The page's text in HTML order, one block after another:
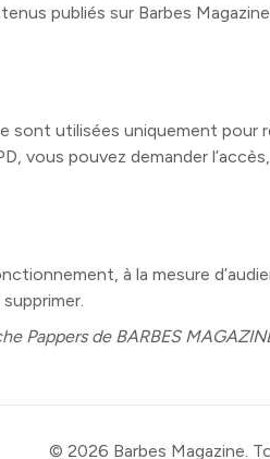
publiés sur Barbes
utilisées uniquement pour
vous pouvez demander
à la mesure
Pappers de BARBES
© 2026 Barbes Magazine.